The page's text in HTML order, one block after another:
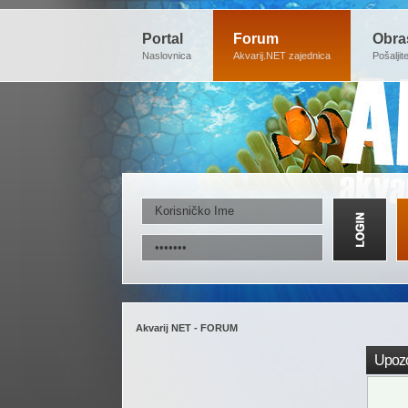
Portal
Naslovnica
Forum
Akvarij.NET zajednica
Akvarij NET - FORUM